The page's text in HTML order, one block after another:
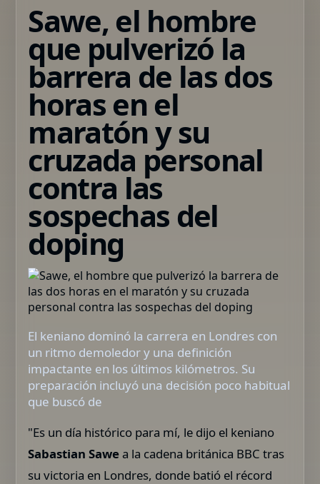
Sawe, el hombre
que pulverizó la
barrera de las dos
horas en el
maratón y su
cruzada personal
contra las
sospechas del
doping
El keniano dominó la carrera en Londres con
un ritmo demoledor y una definición
impactante en los últimos kilómetros. Su
preparación incluyó una decisión poco habitual
que buscó de
"Es un día histórico para mí, le dijo el keniano
Sabastian Sawea la cadena británica BBC tras
su victoria en Londres, donde batió el récord